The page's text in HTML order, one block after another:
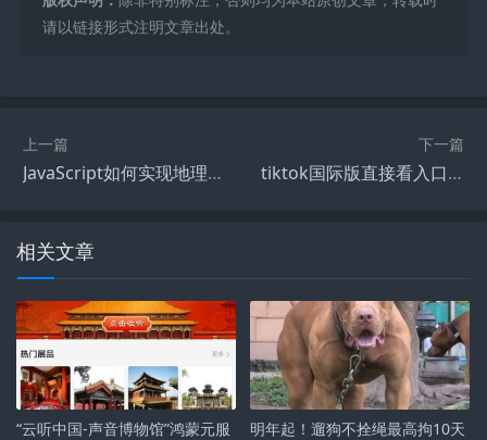
请以链接形式注明文章出处。
上一篇
JavaScript如何实现地理定位_JavaScript Geolocation API如何获取用户位置
下一篇
tiktok国际版直接看入口 tiktok海外版直接观看网页链接
相关文章
“云听中国-声音博物馆”鸿蒙元服
明年起！遛狗不拴绳最高拘10天